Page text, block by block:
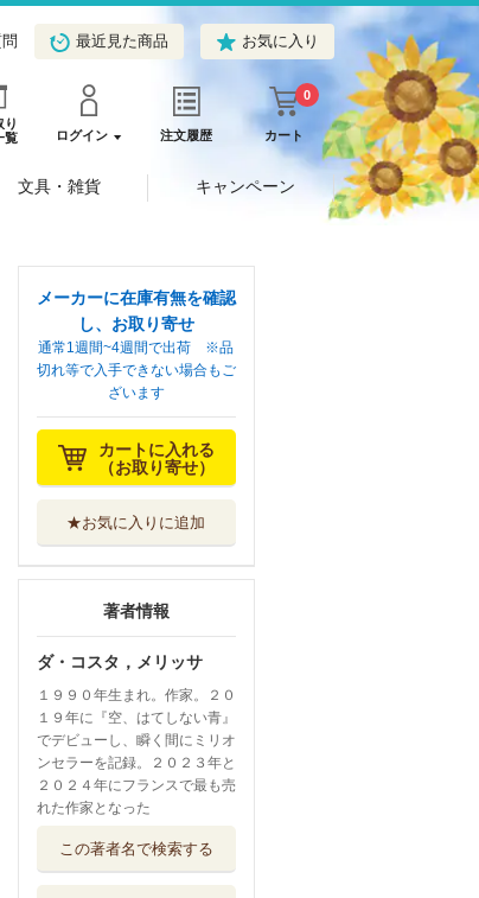
最近見た商品 お気に入り
り
覧
ログイン 注文履歴 カート
0
文具・雑貨 キャンペーン
メーカーに在庫有無を確認
し、お取り寄せ
通常1週間~4週間で出荷 ※品
切れ等で入手できない場合もご
ざいます
カートに入れる
（お取り寄せ）
★お気に入りに追加
著者情報
ダ・コスタ，メリッサ
１９９０年生まれ。作家。２０
１９年に『空、はてしない青』
でデビューし、瞬く間にミリオ
ンセラーを記録。２０２３年と
２０２４年にフランスで最も売
れた作家となった
この著者名で検索する
義に向けて 世...